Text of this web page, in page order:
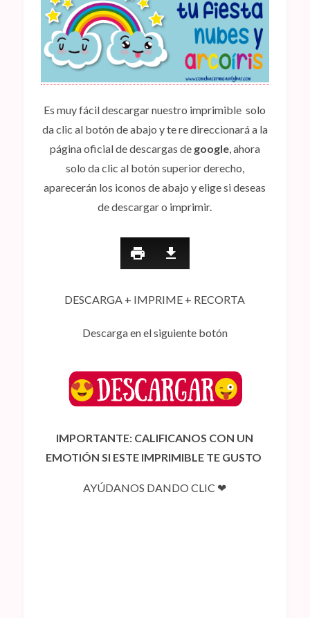
Es muy fácil descargar nuestro imprimible solo
da clic al botón de abajo y te re direccionará a la
página oficial de descargas de google, ahora
solo da clic al botón superior derecho,
aparecerán los iconos de abajo y elige si deseas
de descargar o imprimir.
DESCARGA + IMPRIME + RECORTA
Descarga en el siguiente botón
IMPORTANTE: CALIFICANOS CON UN
EMOTIÓN SI ESTE IMPRIMIBLE TE GUSTO
AYÚDANOS DANDO CLIC ❤